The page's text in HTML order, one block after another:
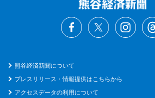
熊谷経済新聞について
プレスリリース・情報提供はこちらから
アクセスデータの利用について